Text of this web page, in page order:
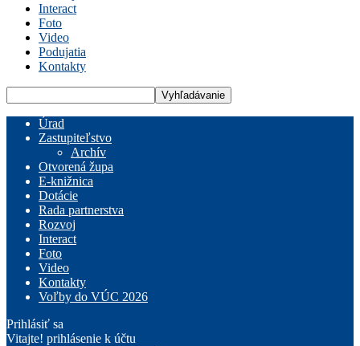
Interact
Foto
Video
Podujatia
Kontakty
Úrad
Zastupiteľstvo
Archív
Otvorená župa
E-knižnica
Dotácie
Rada partnerstva
Rozvoj
Interact
Foto
Video
Kontakty
Voľby do VÚC 2026
Prihlásiť sa
Vitajte! prihlásenie k účtu